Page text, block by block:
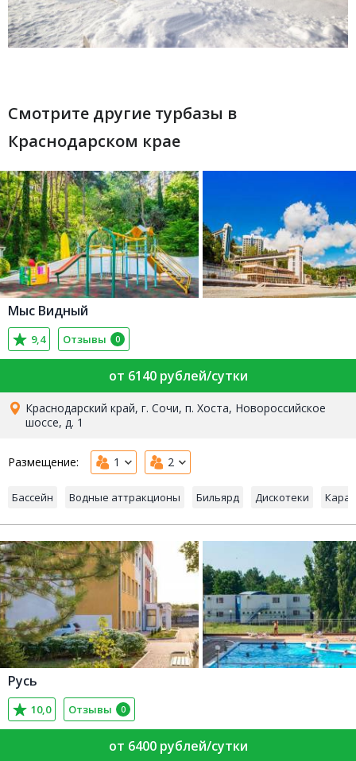
Смотрите другие турбазы в
Краснодарском крае
Мыс Видный
9,4 Отзывы 0
от 6140 рублей/сутки
Краснодарский край, г. Сочи, п. Хоста, Новороссийское
шоссе, д. 1
Размещение: 1 2
Бассейн Водные аттракционы Бильярд Дискотеки
Русь
10,0 Отзывы 0
от 6400 рублей/сутки